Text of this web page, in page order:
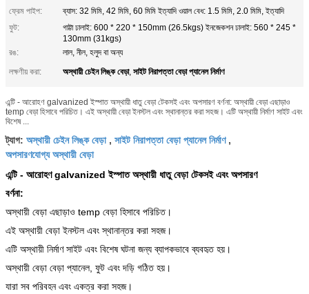
ফ্রেম পাইপ:
ব্যাস: 32 মিমি, 42 মিমি, 60 মিমি ইত্যাদি ওয়াল বেধ: 1.5 মিমি, 2.0 মিমি, ইত্যাদি
ফুট:
গাট্টা ঢালাই: 600 * 220 * 150mm (26.5kgs) ইনজেকশন ঢালাই: 560 * 245 *
130mm (31kgs)
রঙ:
লাল, নীল, হলুদ বা অন্য
লক্ষণীয় করা:
অস্থায়ী চেইন লিঙ্ক বেড়া, সাইট নিরাপত্তা বেড়া প্যানেল নির্মাণ
এন্টি - আরোহণ galvanized ইস্পাত অস্থায়ী ধাতু বেড়া টেকসই এবং অপসারণ বর্ণনা: অস্থায়ী বেড়া এছাড়াও
temp বেড়া হিসাবে পরিচিত। এই অস্থায়ী বেড়া ইনস্টল এবং স্থানান্তর করা সহজ। এটি অস্থায়ী নির্মাণ সাইট এবং
বিশেষ ...
ট্যাগ: অস্থায়ী চেইন লিঙ্ক বেড়া, সাইট নিরাপত্তা বেড়া প্যানেল নির্মাণ,
অপসারণযোগ্য অস্থায়ী বেড়া
এন্টি - আরোহণ galvanized ইস্পাত অস্থায়ী ধাতু বেড়া টেকসই এবং অপসারণ
বর্ণনা:
অস্থায়ী বেড়া এছাড়াও temp বেড়া হিসাবে পরিচিত।
এই অস্থায়ী বেড়া ইনস্টল এবং স্থানান্তর করা সহজ।
এটি অস্থায়ী নির্মাণ সাইট এবং বিশেষ ঘটনা জন্য ব্যাপকভাবে ব্যবহৃত হয়।
অস্থায়ী বেড়া বেড়া প্যানেল, ফুট এবং দড়ি গঠিত হয়।
যারা সব পরিবহন এবং একত্র করা সহজ।